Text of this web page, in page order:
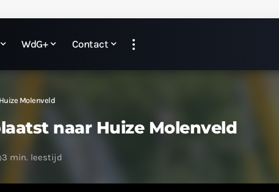
WdG+ Contact
Molenveld
naar Huize Molenveld
3 min. leestijd